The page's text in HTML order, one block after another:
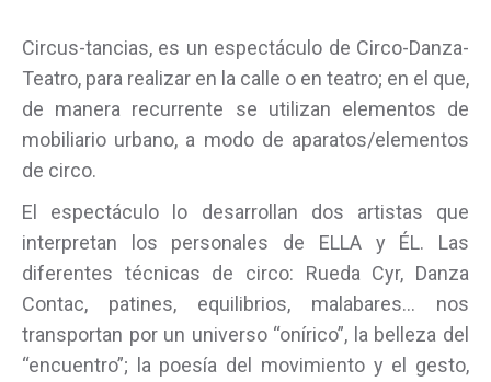
Circus-tancias, es un espectáculo de Circo-Danza-
Teatro, para realizar en la calle o en teatro; en el que,
de manera recurrente se utilizan elementos de
mobiliario urbano, a modo de aparatos/elementos
de circo.
El espectáculo lo desarrollan dos artistas que
interpretan los personales de ELLA y ÉL. Las
diferentes técnicas de circo: Rueda Cyr, Danza
Contac, patines, equilibrios, malabares… nos
transportan por un universo “onírico”, la belleza del
“encuentro”; la poesía del movimiento y el gesto,